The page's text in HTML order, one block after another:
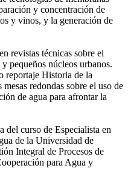
y concentración de
y vinos, y la generación de
revistas técnicas sobre el
pequeños núcleos urbanos.
reportaje Historia de la
redondas sobre el uso de
de agua para afrontar la
del curso de Especialista en
de la Universidad de
Integral de Procesos de
para Agua y